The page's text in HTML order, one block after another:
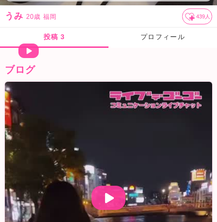
うみ 20歳 福岡 439 人
投稿 3 プロフィール
ブログ